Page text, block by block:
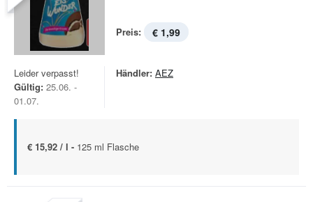
Preis: € 1,99
Leider verpasst!
Gültig: 25.06. -
01.07.
Händler: AEZ
€ 15,92 / l - 125 ml Flasche